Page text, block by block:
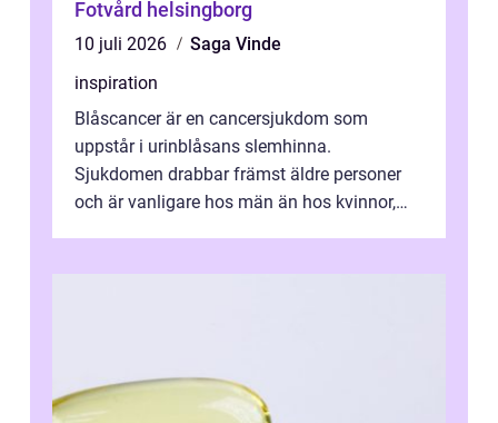
Fotvård helsingborg
10 juli 2026
Saga Vinde
inspiration
Blåscancer är en cancersjukdom som
uppstår i urinblåsans slemhinna.
Sjukdomen drabbar främst äldre personer
och är vanligare hos män än hos kvinnor,